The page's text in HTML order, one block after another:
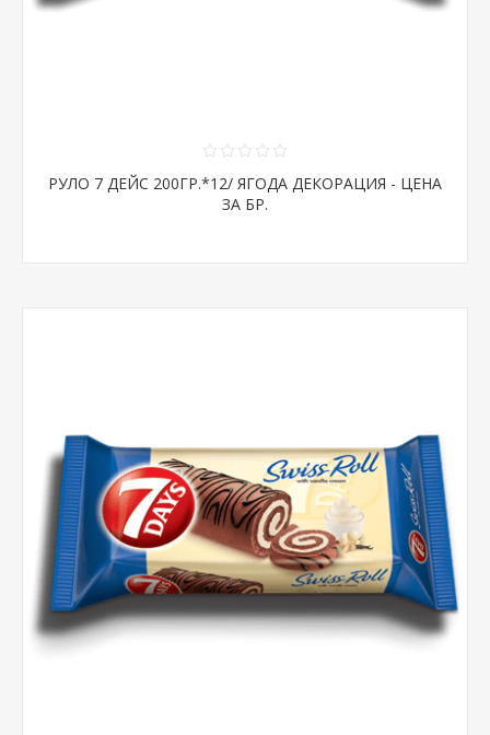
РУЛО 7 ДЕЙС 200ГР.*12/ ЯГОДА ДЕКОРАЦИЯ - ЦЕНА
ЗА БР.